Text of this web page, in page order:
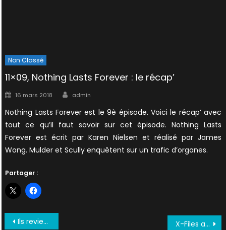
Non Classé
11×09, Nothing Lasts Forever : le récap’
Posted
16 mars 2018 Author
admin
Nothing Lasts Forever est le 9è épisode. Voici le récap’ avec
tout ce qu’il faut savoir sur cet épisode. Nothing Lasts
Forever est écrit par Karen Nielsen et réalisé par James
Wong. Mulder et Scully enquêtent sur un trafic d’organes.
Partager :
Navigation
Ils reviennent… en audio. X-Files aura une saison 11